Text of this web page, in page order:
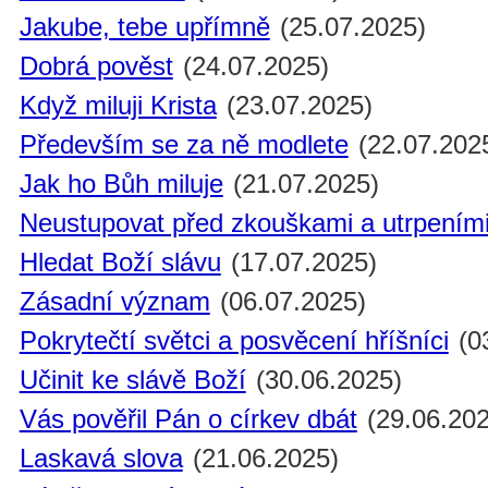
Jakube, tebe upřímně (25.07.2025)
Dobrá pověst (24.07.2025)
Když miluji Krista (23.07.2025)
Především se za ně modlete
Jak ho Bůh miluje (21.07.2025)
Neustupovat před zkouškami a
Hledat Boží slávu (17.07.2025)
Zásadní význam (06.07.2025)
Pokrytečtí světci a posvěcení hříšníci
Učinit ke slávě Boží (30.06.2025)
Vás pověřil Pán o církev dbát
Laskavá slova (21.06.2025)